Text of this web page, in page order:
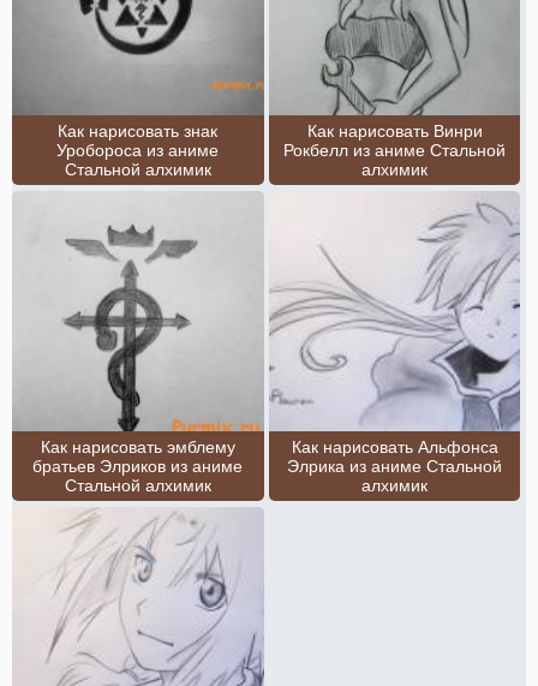
Как нарисовать знак
Уробороса из аниме
Стальной алхимик
Как нарисовать Винри
Рокбелл из аниме Стальной
алхимик
Как нарисовать эмблему
братьев Элриков из аниме
Стальной алхимик
Как нарисовать Альфонса
Элрика из аниме Стальной
алхимик